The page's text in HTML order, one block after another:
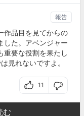
作品目を見てからの
した。アベンジャー
重要な役割を果たし
見れないですよ。
11
報告
む